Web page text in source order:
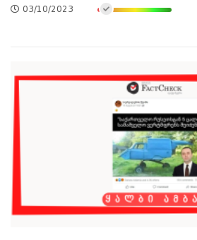
03/10/2023